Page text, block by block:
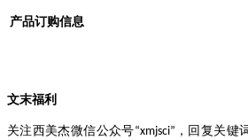
产品订购信息
文末福利
关注西美杰微信公众号“xmjsci” ，回复关键词